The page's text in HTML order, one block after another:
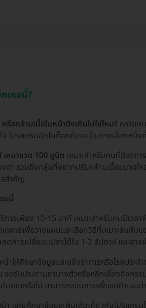
เกจนี้?
รือกล้ามเนื้อใบหน้าตึงเกินไปใช่ไหม? หลายค
จ โปรแกรมฉีดโบท็อกซ์อาจเป็นทางเลือกหนึ่
เหมาขวด 100 ยูนิต เหมาะสำหรับคนที่ต้องก
ตา รวมถึงกลุ่มที่อยากปรับกล้ามเนื้อขนาดใ
สสำคัญ
มนี้
ริการเพียง 10-15 นาที เหมาะสำหรับคนมีเวลา
พทย์เพื่อวางแผนและเลือกวิธีที่เหมาะสมกับ
กตการเปลี่ยนแปลงได้ใน 1-2 สัปดาห์ และอ
นำให้ศึกษาข้อมูลและแจ้งอาการหรือโรคปร
งดรับประทานยาบางตัวหรือหลีกเลี่ยงกิจกร
กับคุณหรือไม่ สามารถสอบถามเพื่อขอคำแนะ
า เชิญศึกษาข้อมูลเพิ่มเติมเกี่ยวกับโปรแกรม